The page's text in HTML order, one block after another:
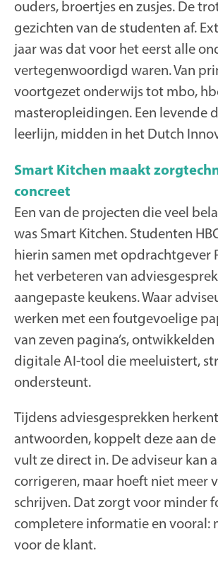
ouders, broertjes en zusjes. De
gezichten van de studenten af.
jaar was dat voor het eerst alle
vertegenwoordigd waren. Van
voortgezet onderwijs tot mbo,
masteropleidingen. Een levende
leerlijn, midden in het Dutch
Smart Kitchen maakt
concreet
Een van de projecten die veel
was Smart Kitchen. Studenten
hierin samen met opdrachtgever
het verbeteren van
aangepaste keukens. Waar
werken met een foutgevoelige
van zeven pagina’s,
digitale AI-tool die meeluistert,
ondersteunt.
Tijdens adviesgesprekken
antwoorden, koppelt deze aan
vult ze direct in. De adviseur kan
corrigeren, maar hoeft niet meer
schrijven. Dat zorgt voor minder
completere informatie en vooral:
voor de klant.